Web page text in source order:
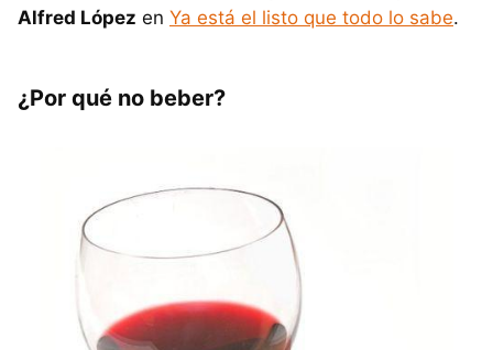
Alfred López en Ya está el listo que todo lo sabe.
¿Por qué no beber?